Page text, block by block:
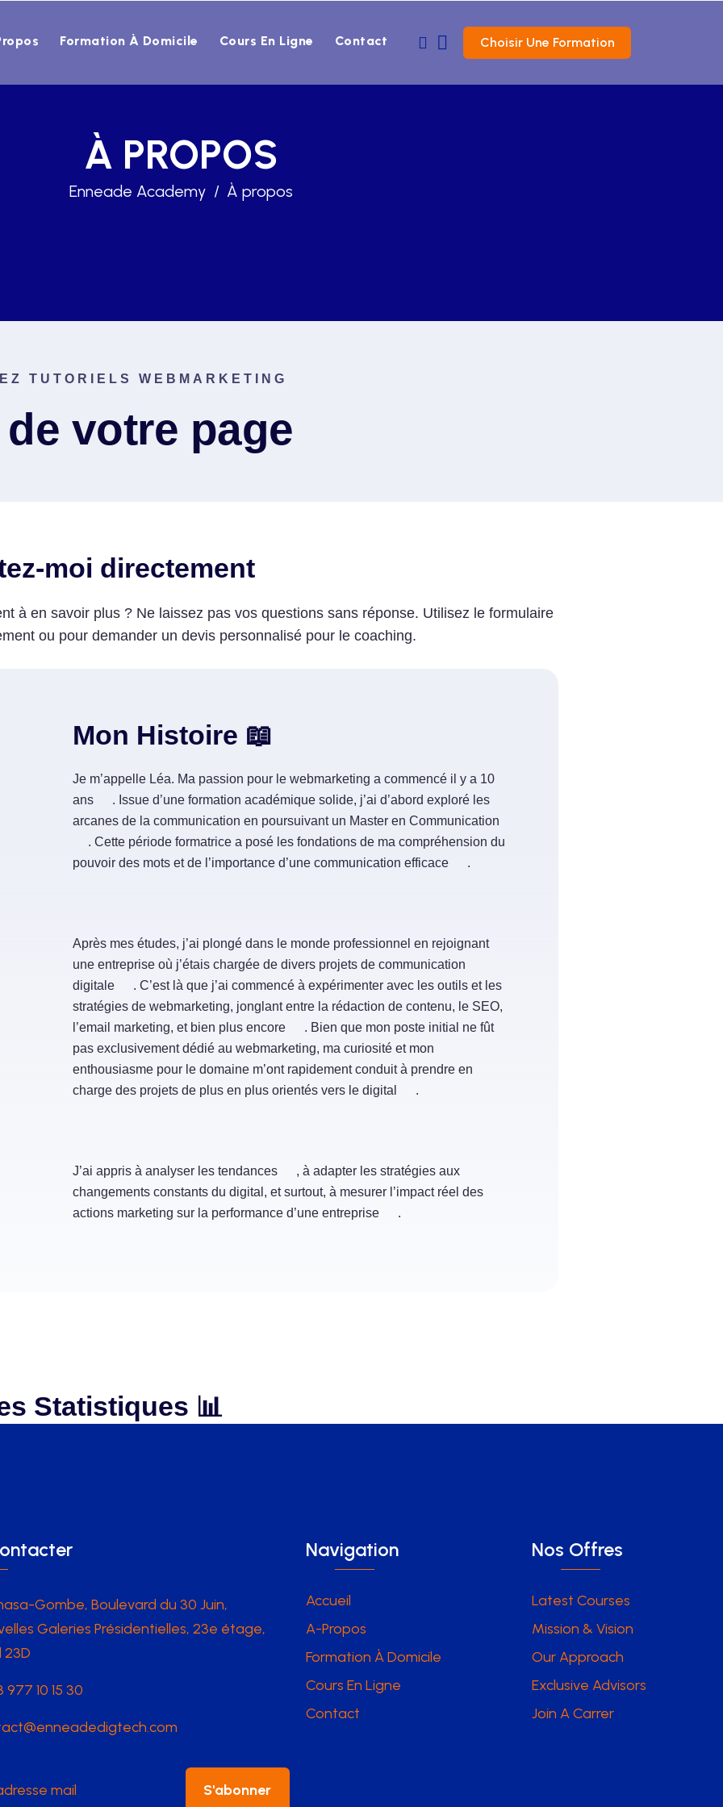
Formation À Domicile Cours En Ligne Contact Choisir Une Formation
À PROPOS
Enneade Academy À propos
TUTORIELS WEBMARKETING
votre page
moi directement
à en savoir plus ? Ne laissez pas vos questions sans réponse. Utilisez le formulaire
ou pour demander un devis personnalisé pour le coaching.
Mon Histoire 📖
Je m’appelle Léa. Ma passion pour le webmarketing a commencé il y a 10
ans
. Issue d’une formation académique solide, j’ai d’abord exploré les
arcanes de la communication en poursuivant un Master en Communication
. Cette période formatrice a posé les fondations de ma compréhension du
pouvoir des mots et de l’importance d’une communication efficace
.
Après mes études, j’ai plongé dans le monde professionnel en rejoignant
une entreprise où j’étais chargée de divers projets de communication
digitale
. C’est là que j’ai commencé à expérimenter avec les outils et les
stratégies de webmarketing, jonglant entre la rédaction de contenu, le SEO,
l’email marketing, et bien plus encore
. Bien que mon poste initial ne fût
pas exclusivement dédié au webmarketing, ma curiosité et mon
enthousiasme pour le domaine m’ont rapidement conduit à prendre en
charge des projets de plus en plus orientés vers le digital
.
J’ai appris à analyser les tendances
, à adapter les stratégies aux
changements constants du digital, et surtout, à mesurer l’impact réel des
actions marketing sur la performance d’une entreprise
.
Statistiques 📊
Gombe, Boulevard du 30 Juin,
Galeries Présidentielles, 23e étage,
23D
977 10 15 30
S'abonner
Navigation
Accueil
A-Propos
Formation À Domicile
Cours En Ligne
Contact
Nos Offres
Latest Courses
Mission & Vision
Our Approach
Exclusive Advisors
Join A Carrer